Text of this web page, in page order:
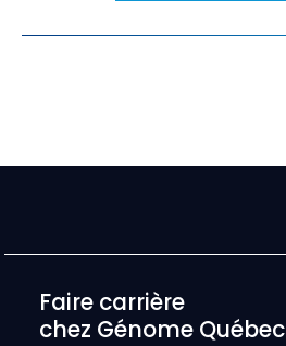
Faire carrière
chez Génome Québec